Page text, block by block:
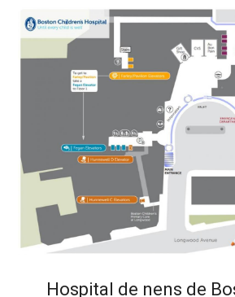
Hospital de nens de